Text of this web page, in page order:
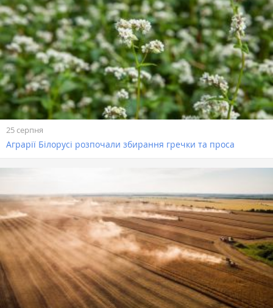
25 серпня
Аграрії Білорусі розпочали збирання гречки та проса